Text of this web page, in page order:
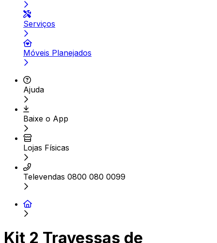
Serviços
Móveis Planejados
Ajuda
Baixe o App
Lojas Físicas
Televendas 0800 080 0099
Kit 2 Travessas de